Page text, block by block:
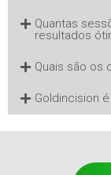
Quantas
resultados
Quais são os
Goldincision